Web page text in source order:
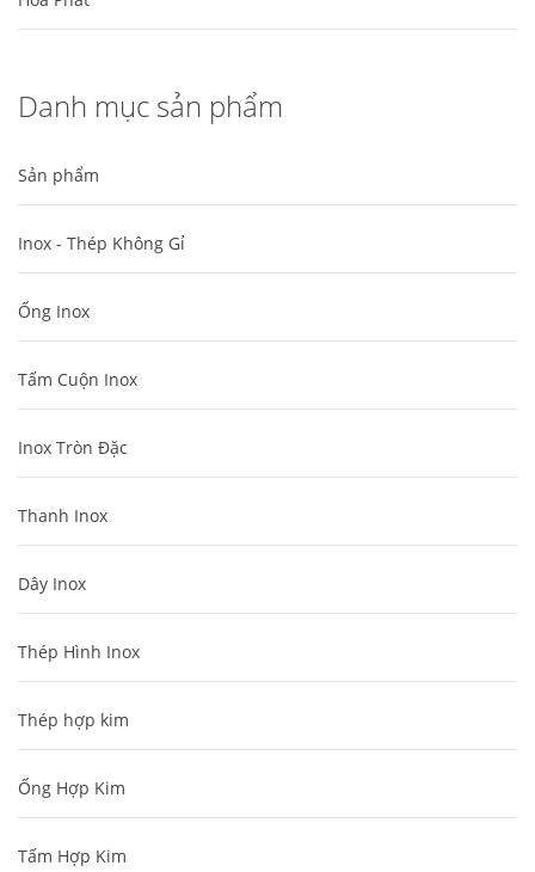
Danh mục sản phẩm
Sản phẩm
Inox - Thép Không Gỉ
Ống Inox
Tấm Cuộn Inox
Inox Tròn Đặc
Thanh Inox
Dây Inox
Thép Hình Inox
Thép hợp kim
Ống Hợp Kim
Tấm Hợp Kim